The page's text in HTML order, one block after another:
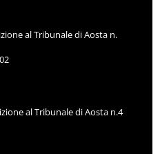
al Tribunale di Aosta n.
al Tribunale di Aosta n.4